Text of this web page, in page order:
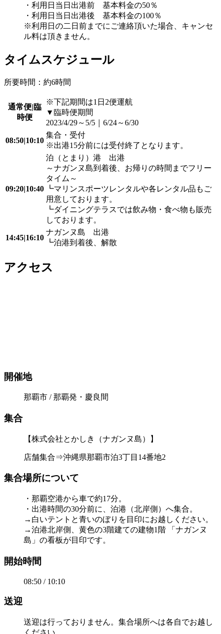
・利用日当日出港前 基本料金の50％
・利用日当日出港後 基本料金の100％
※利用日の二日前までにご連絡頂いた場合、キャンセ
ル料は頂きません。
タイムスケジュール
所要時間：約6時間
通常便|臨
時便
※下記期間は1日2便運航
▼臨時便期間
2023/4/29～5/5｜6/24～6/30
08:50|10:10
集合・受付
※出港15分前には受付終了となります。
09:20|10:40
泊（とまり）港 出港
～ナガンヌ島到着後、お帰りの時間までフリー
タイム～
┗マリンスポーツレンタルや各レンタル品もご
用意しております。
┗ダイニングテラスでは飲み物・食べ物も販売
しております。
14:45|16:10
ナガンヌ島 出港
┗泊港到着後、解散
アクセス
開催地
那覇市 / 那覇発・慶良間
集合
【株式会社とかしき（ナガンヌ島）】
店舗集合⇒沖縄県那覇市泊3丁目14番地2
集合場所について
・那覇空港から車で約17分。
・出港時間の30分前に、泊港（北岸側）へ集合。
→白いテントと青いのぼりを目印にお越しください。
→泊港北岸側、黄色の3階建ての建物1階 「ナガンヌ
島」の看板が目印です。
開始時間
08:50 / 10:10
送迎
送迎は行っておりません。集合場所へは各自でお越し
ください。